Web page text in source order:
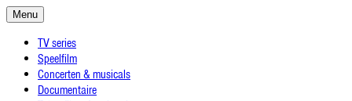
Menu
TV series
Speelfilm
Concerten & musicals
Documentaire